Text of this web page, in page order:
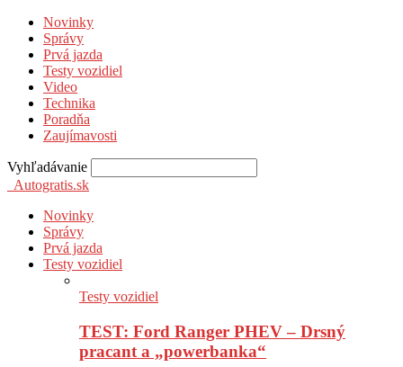
Novinky
Správy
Prvá jazda
Testy vozidiel
Video
Technika
Poradňa
Zaujímavosti
Vyhľadávanie
Autogratis.sk
Novinky
Správy
Prvá jazda
Testy vozidiel
Testy vozidiel
TEST: Ford Ranger PHEV – Drsný
pracant a „powerbanka“